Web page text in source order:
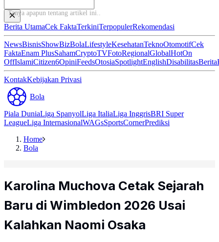
Tanya apapun tentang artik
Berita UtamaCek FaktaTerkiniTerpopulerRekomendasi
NewsBisnisShowBizBolaLifestyleKesehatanTeknoOtomotifCek
FaktaEnam PlusSahamCryptoTVFotoRegionalGlobalHotOn
OffIslamiCitizen6OpiniFeedsOtosiaSpotlightEnglishDisabilitasBerita
KontakKebijakan Privasi
Bola
Piala DuniaLiga SpanyolLiga ItaliaLiga InggrisBRI Super
LeagueLiga InternasionalWAGsSportsCornerPrediksi
Home
Bola
Karolina Muchova Cetak Sejarah
Baru di Wimbledon 2026 Usai
Kalahkan Naomi Osaka